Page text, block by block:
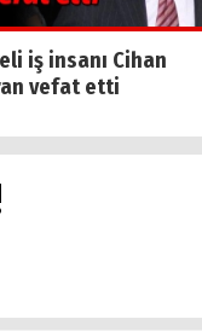
iş insanı Cihan
vefat etti